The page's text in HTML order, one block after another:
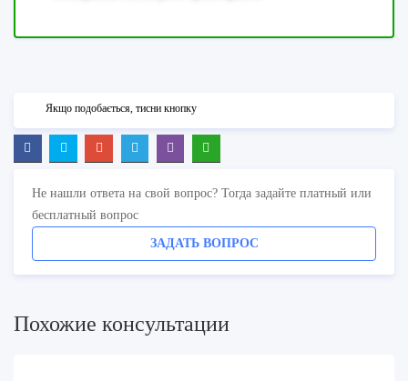
Якщо подобається, тисни кнопку
Не нашли ответа на свой вопрос? Тогда задайте платный или
бесплатный вопрос
ЗАДАТЬ ВОПРОС
Похожие консультации